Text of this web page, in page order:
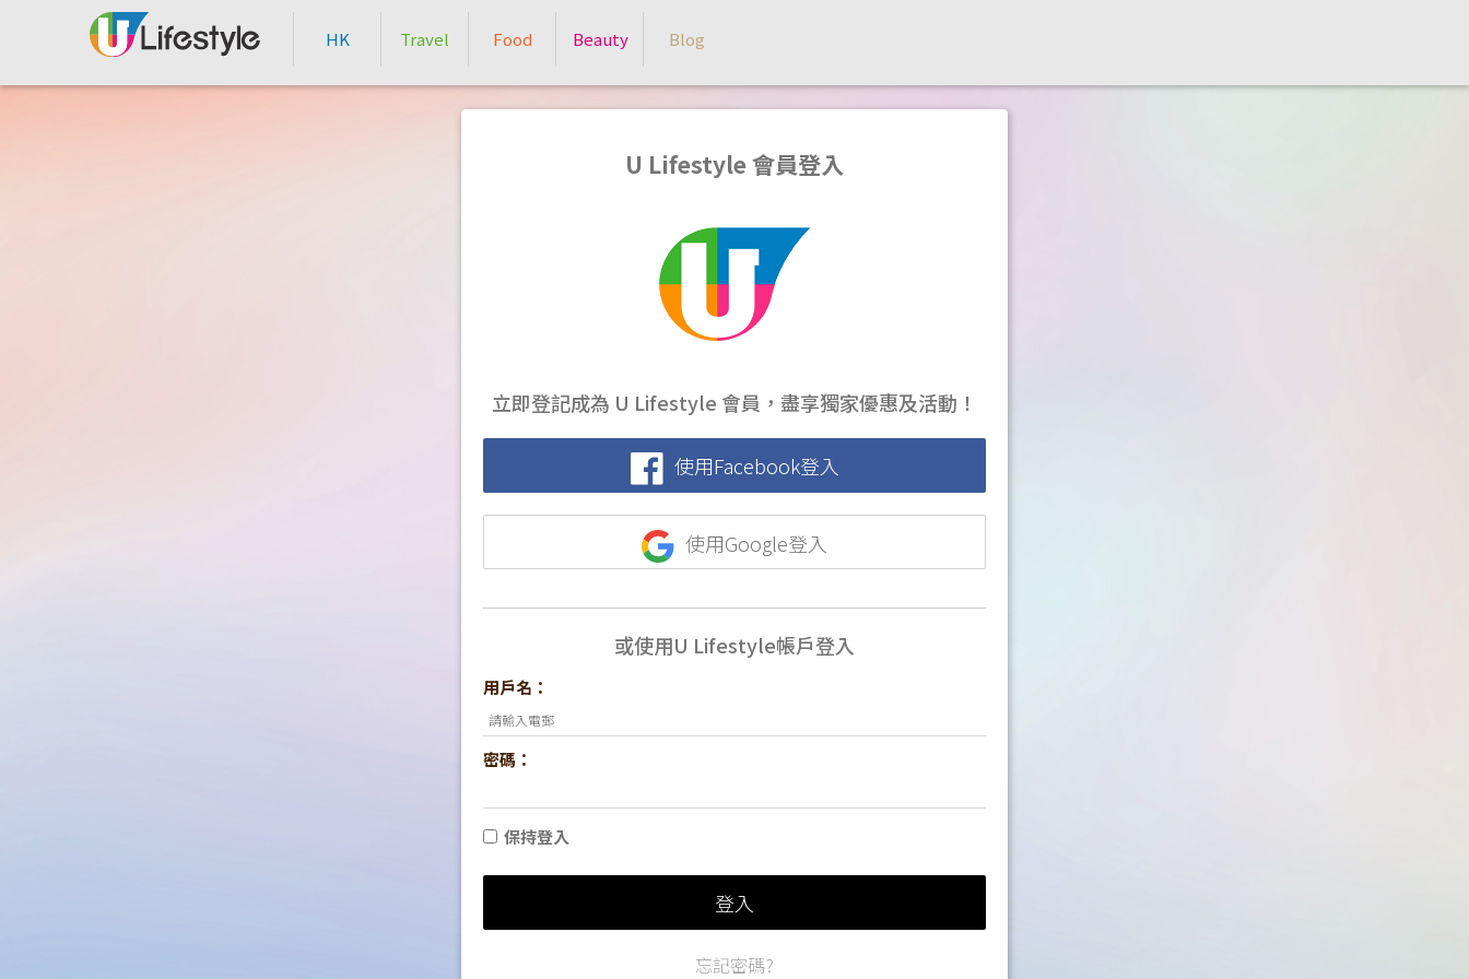
HK Travel Food Beauty Blog
U Lifestyle 會員登入
立即登記成為 U Lifestyle 會員，盡享獨家優惠及活動！
使用Facebook登入
使用Google登入
或使用U Lifestyle帳戶登入
用戶名：
密碼：
保持登入
登入
忘記密碼?